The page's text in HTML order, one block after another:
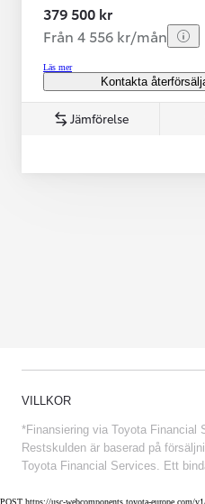
379 500 kr
Från 4 556 kr/mån
Läs mer
Kontakta
Jämförelse
VILLKOR
*Finansiering via Toyota Financial
Restskulden är baserad på
Toyota Financial Services. Ett
POST https://usc-webcomponents.toyota-europe.com/